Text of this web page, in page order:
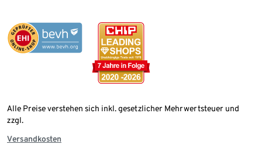
Alle Preise verstehen sich inkl. gesetzlicher Mehrwertsteuer und
zzgl.
Versandkosten